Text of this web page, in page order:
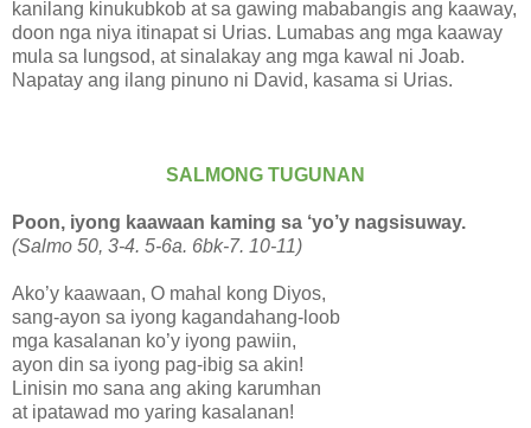
kanilang kinukubkob at sa gawing mababangis ang kaaway,
doon nga niya itinapat si Urias. Lumabas ang mga kaaway
mula sa lungsod, at sinalakay ang mga kawal ni Joab.
Napatay ang ilang pinuno ni David, kasama si Urias.
SALMONG TUGUNAN
Poon, iyong kaawaan kaming sa ‘yo’y nagsisuway.
(Salmo 50, 3-4. 5-6a. 6bk-7. 10-11)
Ako’y kaawaan, O mahal kong Diyos,
sang-ayon sa iyong kagandahang-loob
mga kasalanan ko’y iyong pawiin,
ayon din sa iyong pag-ibig sa akin!
Linisin mo sana ang aking karumhan
at ipatawad mo yaring kasalanan!